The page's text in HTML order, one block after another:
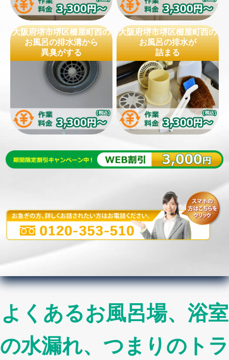
大阪府堺市堺区櫛屋町西の
お風呂の排水溝から
異臭がする
大阪府堺市堺区櫛屋町西の
お風呂の排水が
詰まる
よくあるお風呂場、浴室
の水漏れ、つまりのトラ